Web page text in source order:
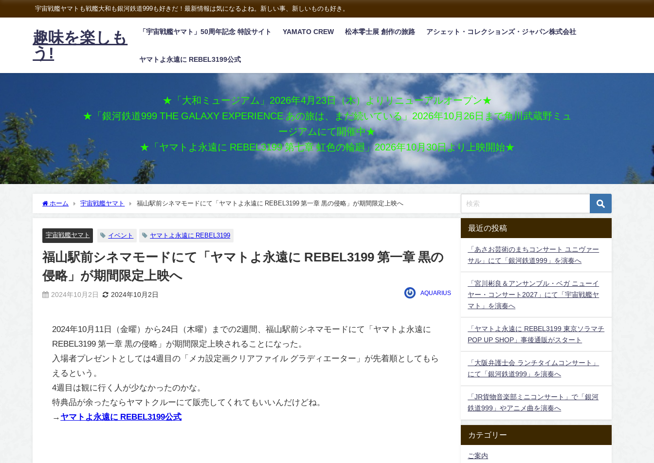
宇宙戦艦ヤマトも戦艦大和も銀河鉄道999も好きだ！最新情報は気になるよね。新しい事、新しいものも好き。
趣味を楽しも
う!
「宇宙戦艦ヤマト」50周年記念 特設サイト YAMATO CREW 松本零士展 創作の旅路 アシェット・コレクションズ・ジャパン株式会社
ヤマトよ永遠に REBEL3199公式
★「大和ミュージアム」2026年4月23日（木）よりリニューアルオープン★
★「銀河鉄道999 THE GALAXY EXPERIENCE あの旅は、まだ続いている」2026年10月26日まで角川武蔵野ミュ
ージアムにて開催中★
★「ヤマトよ永遠に REBEL3199 第七章 虹色の輪廻」2026年10月30日より上映開始★
ホーム 宇宙戦艦ヤマト 福山駅前シネマモードにて「ヤマトよ永遠に REBEL3199 第一章 黒の侵略」が期間限定上映へ
宇宙戦艦ヤマト イベント ヤマトよ永遠に REBEL3199
福山駅前シネマモードにて「ヤマトよ永遠に REBEL3199 第一章 黒の
侵略」が期間限定上映へ
2024年10月2日 2024年10月2日 AQUARIUS
2024年10月11日（金曜）から24日（木曜）までの2週間、福山駅前シネマモードにて「ヤマトよ永遠に
REBEL3199 第一章 黒の侵略」が期間限定上映されることになった。
入場者プレゼントとしては4週目の「メカ設定画クリアファイル グラディエーター」が先着順としてもら
えるという。
4週目は観に行く人が少なかったのかな。
特典品が余ったならヤマトクルーにて販売してくれてもいいんだけどね。
→ ヤマトよ永遠に REBEL3199公式
最近の投稿
「あさお芸術のまちコンサート ユニヴァー
サル」にて「銀河鉄道999」を演奏へ
「宮川彬良＆アンサンブル・ベガ ニューイ
ヤー・コンサート2027」にて「宇宙戦艦ヤ
マト」を演奏へ
「ヤマトよ永遠に REBEL3199 東京ソラマチ
POP UP SHOP」事後通販がスタート
「大阪弁護士会 ランチタイムコンサート」
にて「銀河鉄道999」を演奏へ
「JR貨物音楽部ミニコンサート」で「銀河
鉄道999」やアニメ曲を演奏へ
カテゴリー
ご案内